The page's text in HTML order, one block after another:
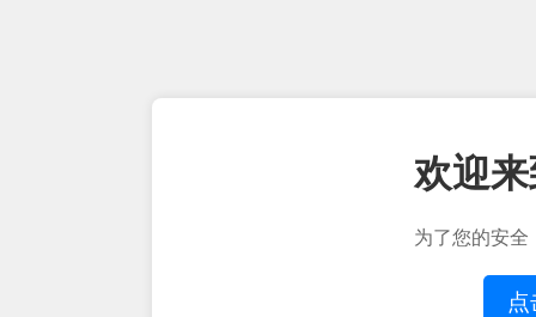
欢迎
为了您的安全